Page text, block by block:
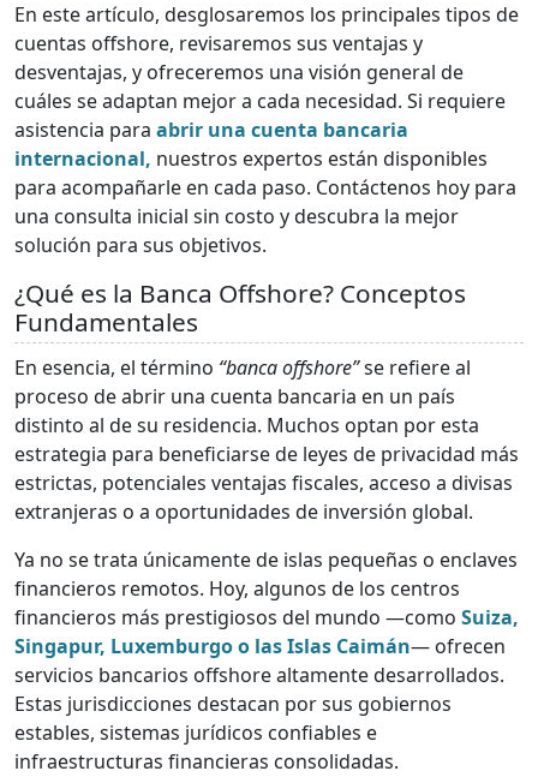
En este artículo, desglosaremos los principales tipos de
cuentas offshore, revisaremos sus ventajas y
desventajas, y ofreceremos una visión general de
cuáles se adaptan mejor a cada necesidad. Si requiere
asistencia para abrir una cuenta bancaria
internacional, nuestros expertos están disponibles
para acompañarle en cada paso. Contáctenos hoy para
una consulta inicial sin costo y descubra la mejor
solución para sus objetivos.
¿Qué es la Banca Offshore? Conceptos
Fundamentales
En esencia, el término “banca offshore”se refiere al
proceso de abrir una cuenta bancaria en un país
distinto al de su residencia. Muchos optan por esta
estrategia para beneficiarse de leyes de privacidad más
estrictas, potenciales ventajas fiscales, acceso a divisas
extranjeras o a oportunidades de inversión global.
Ya no se trata únicamente de islas pequeñas o enclaves
financieros remotos. Hoy, algunos de los centros
financieros más prestigiosos del mundo —como Suiza,
Singapur, Luxemburgo o las Islas Caimán— ofrecen
servicios bancarios offshore altamente desarrollados.
Estas jurisdicciones destacan por sus gobiernos
estables, sistemas jurídicos confiables e
infraestructuras financieras consolidadas.